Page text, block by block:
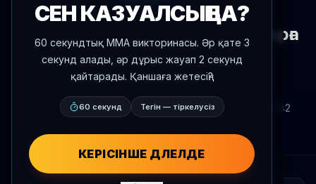
Макс Холлоуэй атағалар
өндіктіктерін Конор МакГрегорға
қарсы тез сәйкестіктер
сәндіктілігінде атаңыз
Автор: Oscar Nascimento 2026 ж. 9 шілде
, 10:42
СЕН КАЗУАЛСЫҢ БА?
60 секундтық MMA викторинасы. Әр қате 3
секунд алады, әр дұрыс жауап 2 секунд
қайтарады. Қаншаға жетесің?
60 секунд Тегін — тіркелусіз
КЕРІСІНШЕ ДӘЛЕЛДЕ